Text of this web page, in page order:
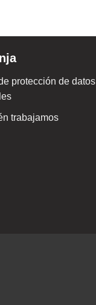
protección de datos
trabajamos